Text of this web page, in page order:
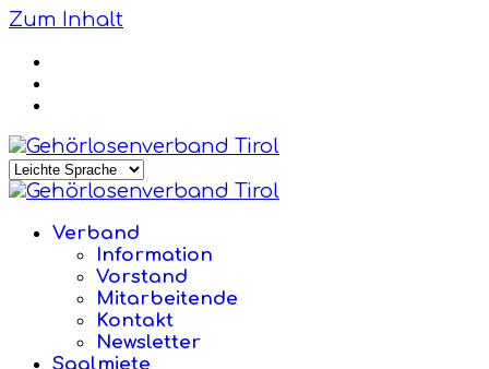
Zum Inhalt
Verband
Information
Vorstand
Mitarbeitende
Kontakt
Newsletter
Saalmiete